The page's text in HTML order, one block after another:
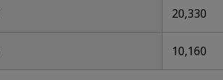
20,330
10,160